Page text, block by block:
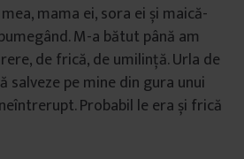
mama ei, sora ei și maică-
M-a bătut până am
de frică, de umilință. Urla de
salveze pe mine din gura unui
Probabil le era și frică